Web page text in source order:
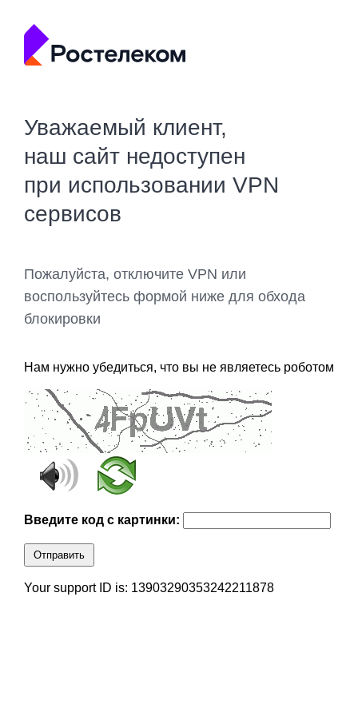
Уважаемый клиент,
наш сайт недоступен
при использовании VPN
сервисов
Пожалуйста, отключите VPN или
воспользуйтесь формой ниже для обхода
блокировки
Нам нужно убедиться, что вы не являетесь роботом
Введите код с картинки:
Отправить
Your support ID is: 13903290353242211878